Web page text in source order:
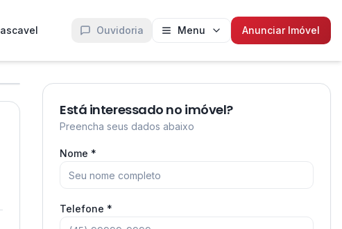
Ouvidoria Menu Anunciar Imóvel
❯
Está interessado no imóvel?
Preencha seus dados abaixo
Nome *
Telefone *